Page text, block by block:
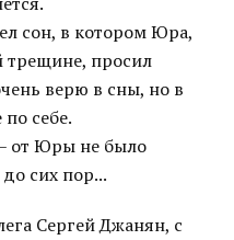
сон, в котором Юра,
трещине, просил
верю в сны, но в
себе.
от Юры не было
сих пор...
Сергей Джанян, с